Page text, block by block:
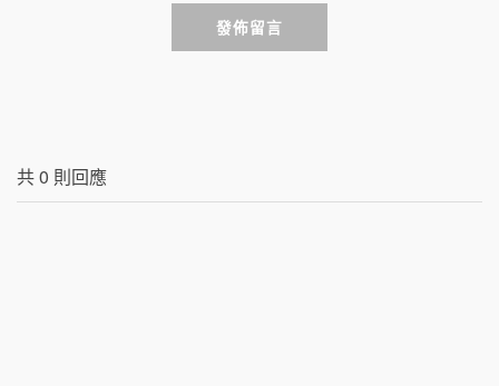
發佈留言
共0 則回應